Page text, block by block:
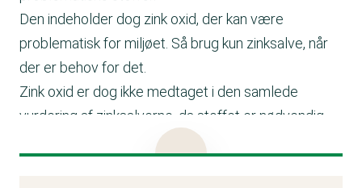
Den indeholder dog zink oxid, der kan være
problematisk for miljøet. Så brug kun zinksalve, når
der er behov for det.
Zink oxid er dog ikke medtaget i den samlede
vurdering af zinksalverne, da stoffet er nødvendig
for at få salvens udtørrende funktion.